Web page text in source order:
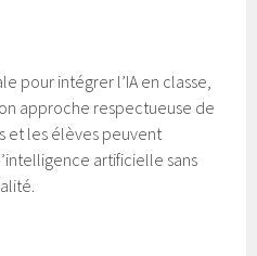
pour intégrer l’IA en classe,
approche respectueuse de
et les élèves peuvent
artificielle sans